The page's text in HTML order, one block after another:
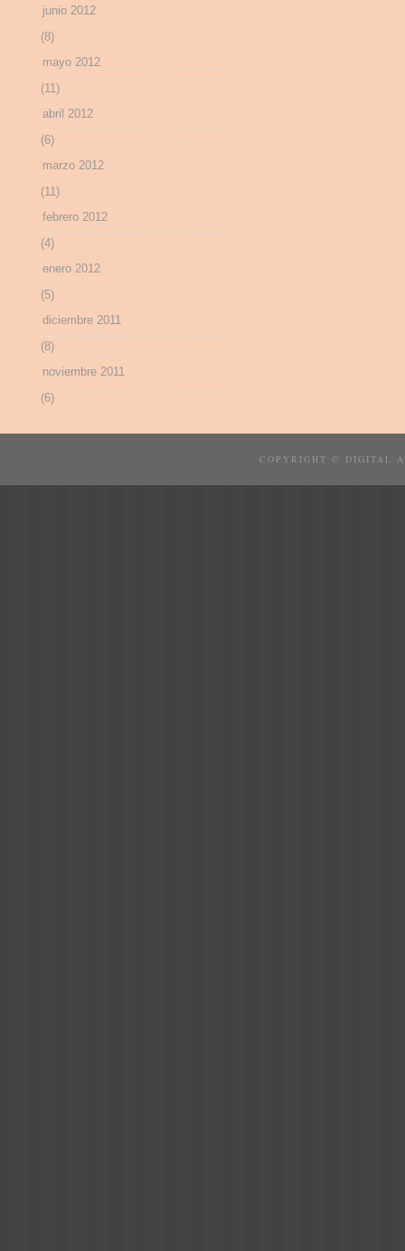
junio 2012
(8)
mayo 2012
(11)
abril 2012
(6)
marzo 2012
(11)
febrero 2012
(4)
enero 2012
(5)
diciembre 2011
(8)
noviembre 2011
(6)
COPYRIGHT © DIGITAL